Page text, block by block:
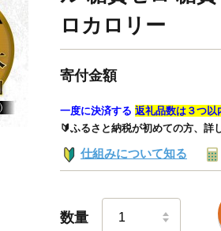
ロカロリー
寄付金額
一度に決済する 返礼品数は３つ以
🔰ふるさと納税が初めての方、詳
仕組みについて知る
数量